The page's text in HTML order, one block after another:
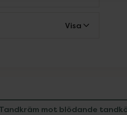
Visa
Tandkräm mot blödande